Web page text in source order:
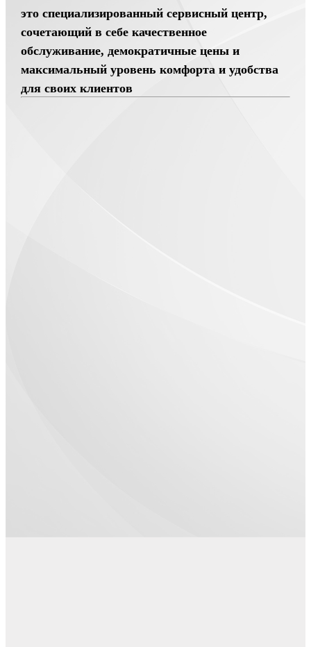
это специализированный сервисный центр,
сочетающий в себе качественное
обслуживание, демократичные цены и
максимальный уровень комфорта и удобства
для своих клиентов